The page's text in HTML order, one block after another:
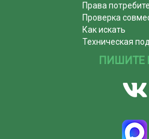
Права
Проверка
Как искать
Техническая
ПИШИТЕ